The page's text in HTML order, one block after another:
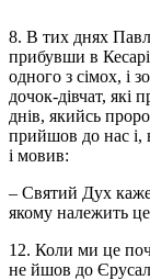
8. В тих днях
прибувши в
одного з сімох, і
дочок-дівчат, які
днів, якийсь
прийшов до нас і,
і мовив:
– Святий Дух
якому належить
12. Коли ми це
не йшов до